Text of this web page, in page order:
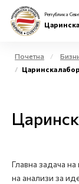
Физички лица
Е-Царина
Република
Почетна
Царинска
Главна задача
на анализи за